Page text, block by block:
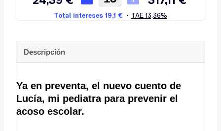
Descripción
Ya en preventa, el nuevo cuento de
Lucía, mi pediatra para prevenir el
acoso escolar.